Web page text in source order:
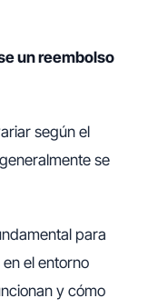
un reembolso
según el
se
para
el entorno
y cómo